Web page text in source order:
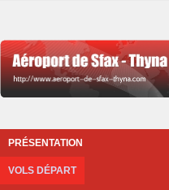
PRÉSENTATION
VOLS DÉPART